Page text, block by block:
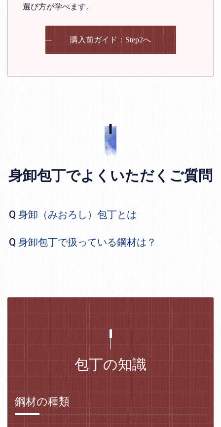
選び方が学べます。
購入前ガイド：Step2へ
身卸包丁でよくいただくご質問
身卸（みおろし）包丁とは
身卸包丁で扱っている鋼材は？
包丁の知識
鋼材の種類